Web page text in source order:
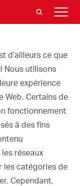
d’ailleurs ce que
Nous utilisons
expérience
Web. Certains de
fonctionnement
à des fins
réseaux
les catégories de
Cependant,